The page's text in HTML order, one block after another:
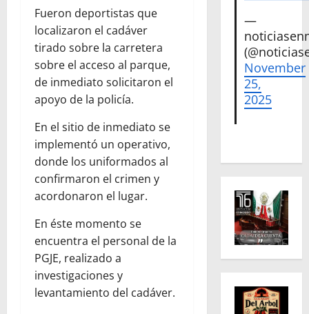
Fueron deportistas que
localizaron el cadáver
tirado sobre la carretera
sobre el acceso al parque,
de inmediato solicitaron el
apoyo de la policía.
En el sitio de inmediato se
implementó un operativo,
donde los uniformados al
confirmaron el crimen y
acordonaron el lugar.
En éste momento se
encuentra el personal de la
PGJE, realizado a
investigaciones y
levantamiento del cadáver.
—
November
25,
2025